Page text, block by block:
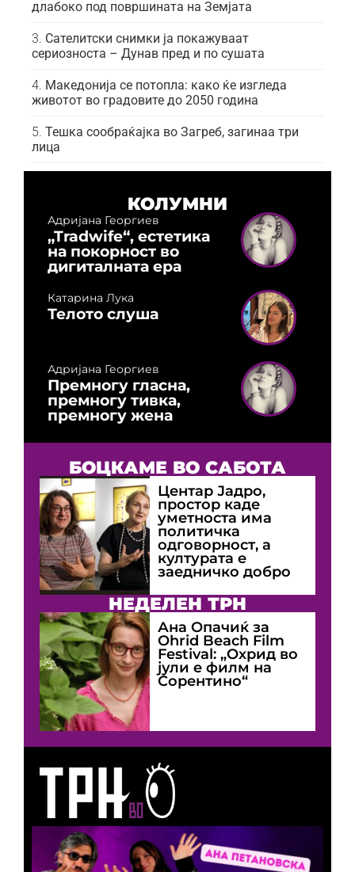
длабоко под површината на Земјата
Сателитски снимки ја покажуваат
сериозноста – Дунав пред и по сушата
Македонија се потопла: како ќе изгледа
животот во градовите до 2050 година
Тешка сообраќајка во Загреб, загинаа три
лица
КОЛУМНИ
Адријана Георгиев
„Tradwife“, естетика
на покорност во
дигиталната ера
Катарина Лука
Телото слуша
Адријана Георгиев
Премногу гласна,
премногу тивка,
премногу жена
БОЦКАМЕ ВО САБОТА
Центар Јадро,
простор каде
уметноста има
политичка
одговорност, а
културата е
заедничко добро
НЕДЕЛЕН ТРН
Ана Опачиќ за
Оhrid Beach Film
Festival: „Охрид во
јули е филм на
Сорентино“